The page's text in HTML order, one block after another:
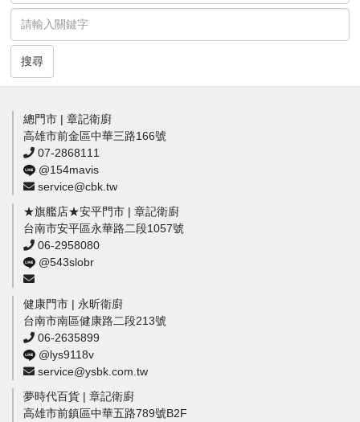
搜尋
總門市 | 章記衛廚
高雄市前金區中華三路166號
07-2868111
@154mavis
service@cbk.tw
★旗艦店★安平門市 | 章記衛廚
台南市安平區永華路二段1057號
06-2958080
@543slobr
健康門市 | 永昕衛廚
台南市南區健康路二段213號
06-2635899
@lys9118v
service@ysbk.com.tw
夢時代百貨 | 章記衛廚
高雄市前鎮區中華五路789號B2F